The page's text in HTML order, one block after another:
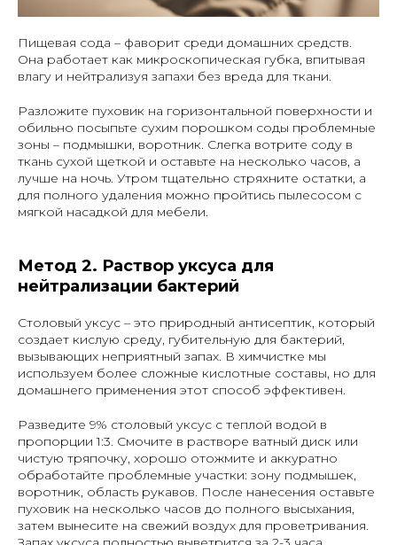
Пищевая сода – фаворит среди домашних средств.
Она работает как микроскопическая губка, впитывая
влагу и нейтрализуя запахи без вреда для ткани.
Разложите пуховик на горизонтальной поверхности и
обильно посыпьте сухим порошком соды проблемные
зоны – подмышки, воротник. Слегка вотрите соду в
ткань сухой щеткой и оставьте на несколько часов, а
лучше на ночь. Утром тщательно стряхните остатки, а
для полного удаления можно пройтись пылесосом с
мягкой насадкой для мебели.
Метод 2. Раствор уксуса для
нейтрализации бактерий
Столовый уксус – это природный антисептик, который
создает кислую среду, губительную для бактерий,
вызывающих неприятный запах. В химчистке мы
используем более сложные кислотные составы, но для
домашнего применения этот способ эффективен.
Разведите 9% столовый уксус с теплой водой в
пропорции 1:3. Смочите в растворе ватный диск или
чистую тряпочку, хорошо отожмите и аккуратно
обработайте проблемные участки: зону подмышек,
воротник, область рукавов. После нанесения оставьте
пуховик на несколько часов до полного высыхания,
затем вынесите на свежий воздух для проветривания.